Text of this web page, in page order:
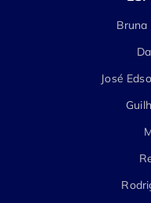
Bruna
José